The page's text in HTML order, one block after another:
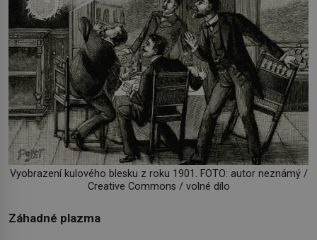
Vyobrazení kulového blesku z roku 1901. FOTO: autor neznámý /
Creative Commons / volné dílo
Záhadné plazma